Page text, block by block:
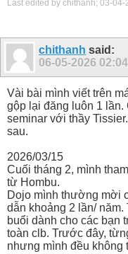
Last edited by chithanh; 03-04-
chithanh said:
06-05-2026
Vài bài mình viết trên
gộp lại đăng luôn 1 lần.
seminar với thầy
sau.
2026/03/15
Cuối tháng 2, mình
từ Hombu.
Dojo mình thường mời
dẫn khoảng 2 lần/
buổi dành cho các bạn
toàn clb. Trước đây,
nhưng mình đều không